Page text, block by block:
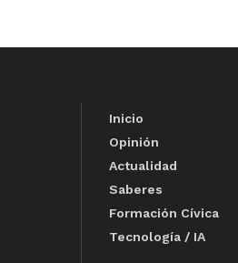
Inicio
Opinión
Actualidad
Saberes
Formación Cívica
Tecnología / IA